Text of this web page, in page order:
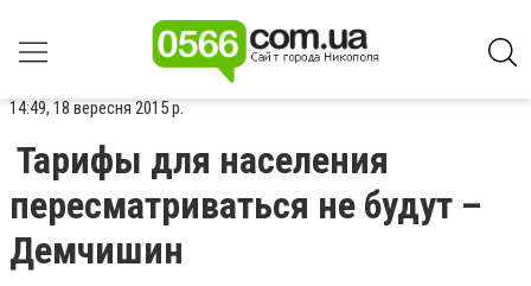
14:49, 18 вересня 2015 р.
Тарифы для населения
пересматриваться не будут –
Демчишин